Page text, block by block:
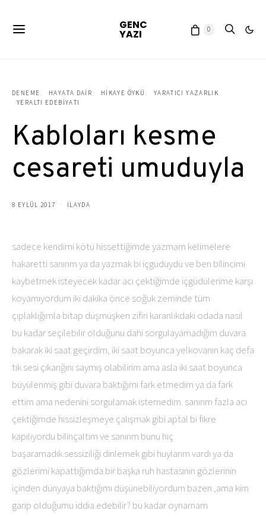
GENC
YAZI 0
DENEME HAYATA DAIR HIKAYE ÖYKÜ
YARATICI YAZARLIK
YERALTI EDEBIYATI
Kabloları kesme
cesareti umuduyla
8 EYLÜL 2017 ILAYDA
sadece kendimi kötü hissettiğimde yazmam kelimelere
hakaretti sanırım ya da yazmak bi içgüdüydü ve ben bilincimi
kaybetmek isteyecek kadar acı çektiğimde içgüdülerime karşı
koyamıyordum iki dakika önce soğuk zeminde tüm
çıplaklığımla bitap düşmüşken zifiri karanlıkdaki odada nasıl
bu kadar seçilebilir olduğunu dahi sorgulayamadığım duvara
bakarak iki saat geçirdim, iki saat boyunca yelkovanın kaç defa
tık sesi çıkarığını saymış olabilirim ama asla iki saat boyunca
büyülenmiş gibi duvara baktığımı fark etmedim ya da fark
ettim ama nedenini sorgulamak istemedim. sanırım fazla acı
çektiğimde hissizleşmeye çalışmak gibi aptal bi fikre
kapılıyordu bilinçaltım ve sanırım bunu hiç
başaramadık.sessiziliği dinlemek gibi huylarım vardı ya da
gözlerimi kapattığımda bir başka ruh hastasının gözlerinin
içinden dünyaya baktığımı düşünebiliyordum bazen ,ama kim
garip olduğumu iddia edebilir? bu kadar oynamam